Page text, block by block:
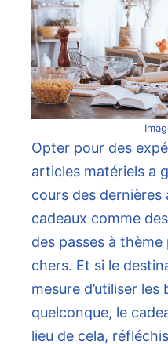
Opter pour des
articles matériels a
cours des dernières
cadeaux comme
des passes à
chers. Et si le
mesure d’utiliser
quelconque, le
lieu de cela,